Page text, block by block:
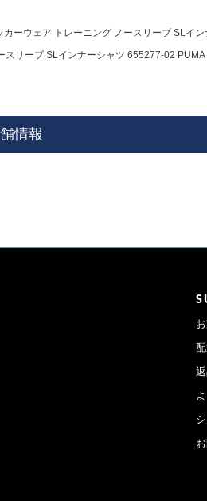
カーウェア トレーニング ノースリーブ SLイ
リーブ SLインナーシャツ 655277-02 PUMA
情報